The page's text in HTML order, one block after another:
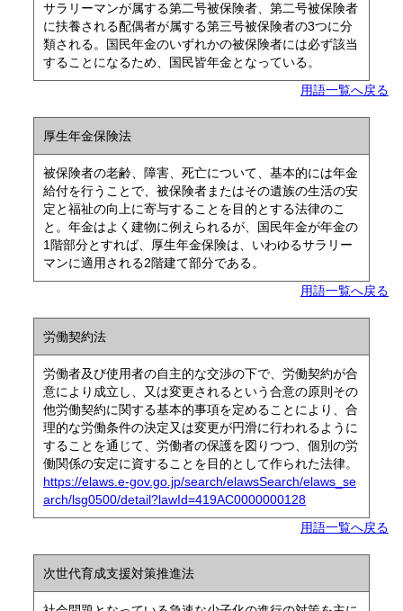
サラリーマンが属する第二号被保険者、第二号被保険者
に扶養される配偶者が属する第三号被保険者の3つに分
類される。国民年金のいずれかの被保険者には必ず該当
することになるため、国民皆年金となっている。
用語一覧へ戻る
厚生年金保険法
被保険者の老齢、障害、死亡について、基本的には年金
給付を行うことで、被保険者またはその遺族の生活の安
定と福祉の向上に寄与することを目的とする法律のこ
と。年金はよく建物に例えられるが、国民年金が年金の
1階部分とすれば、厚生年金保険は、いわゆるサラリー
マンに適用される2階建て部分である。
用語一覧へ戻る
労働契約法
労働者及び使用者の自主的な交渉の下で、労働契約が合
意により成立し、又は変更されるという合意の原則その
他労働契約に関する基本的事項を定めることにより、合
理的な労働条件の決定又は変更が円滑に行われるように
することを通じて、労働者の保護を図りつつ、個別の労
働関係の安定に資することを目的として作られた法律。
https://elaws.e-gov.go.jp/search/elawsSearch/elaws_se
arch/lsg0500/detail?lawId=419AC0000000128
用語一覧へ戻る
次世代育成支援対策推進法